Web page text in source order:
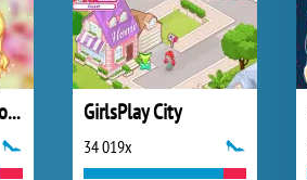
Bffs Fresh Spring Look GirlsPlay City
34 019x